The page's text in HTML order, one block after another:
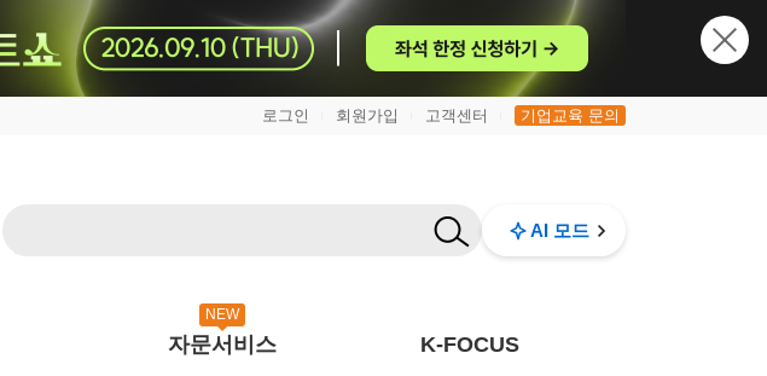
로그인 회원가입 고객센터 기업교육 문의
AI 모드
NEW
자문서비스 K-FOCUS